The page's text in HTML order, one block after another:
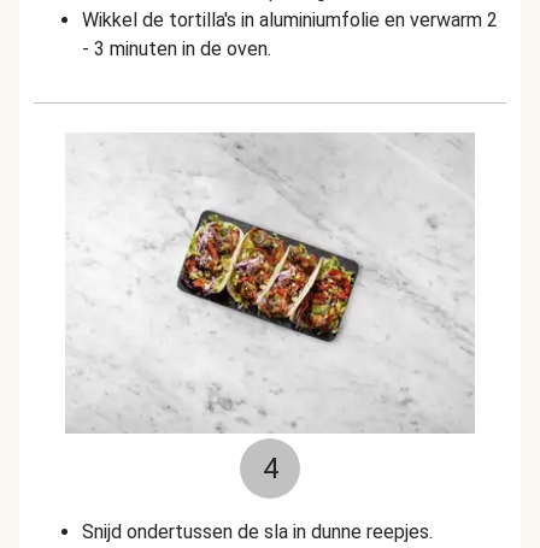
Wikkel de tortilla's in aluminiumfolie en verwarm 2
- 3 minuten in de oven.
4
Snijd ondertussen de sla in dunne reepjes.